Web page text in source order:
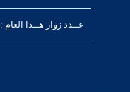
عــدد زوار هــذا العام : 366181